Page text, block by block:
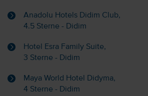
Anadolu Hotels Didim Club,
4.5 Sterne - Didim
Hotel Esra Family Suite,
3 Sterne - Didim
Maya World Hotel Didyma,
4 Sterne - Didim